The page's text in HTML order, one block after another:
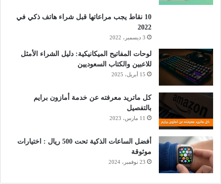
10 نقاط يجب مراعاتها قبل شراء هاتف ذكي في
2022
3 ديسمبر، 2022
لوحات المفاتيح الميكانيكية: دليل الشراء الأمثل
للاعبين والكتاب السعوديين
15 أبريل، 2025
كل ماتريد معرفته عن خدمة أمازون برايم
بالتفصيل
11 مارس، 2023
أفضل الساعات الذكية تحت 500 ريال : اختيارات
موثوقة
23 نوفمبر، 2024